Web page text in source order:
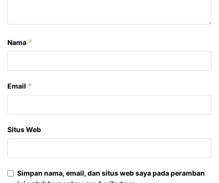
Nama *
Email *
Situs Web
Simpan nama, email, dan situs web saya pada peramban